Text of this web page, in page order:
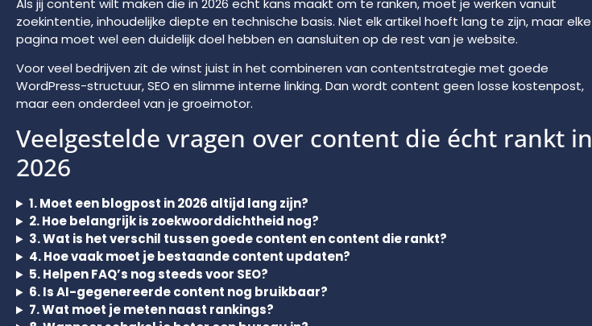
zoekintentie, inhoudelijke diepte en technische basis. Niet elk artikel hoeft lang te zijn, maar elke
pagina moet wel een duidelijk doel hebben en aansluiten op de rest van je website.
Voor veel bedrijven zit de winst juist in het combineren van contentstrategie met goede
WordPress-structuur, SEO en slimme interne linking. Dan wordt content geen losse kostenpost,
maar een onderdeel van je groeimotor.
Veelgestelde vragen over content die écht rankt in
2026
1. Moet een blogpost in 2026 altijd lang zijn?
2. Hoe belangrijk is zoekwoorddichtheid nog?
3. Wat is het verschil tussen goede content en content die rankt?
4. Hoe vaak moet je bestaande content updaten?
5. Helpen FAQ’s nog steeds voor SEO?
6. Is AI-gegenereerde content nog bruikbaar?
7. Wat moet je meten naast rankings?